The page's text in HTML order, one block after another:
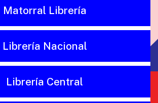
Matorral Librería
Librería Nacional
Librería Central